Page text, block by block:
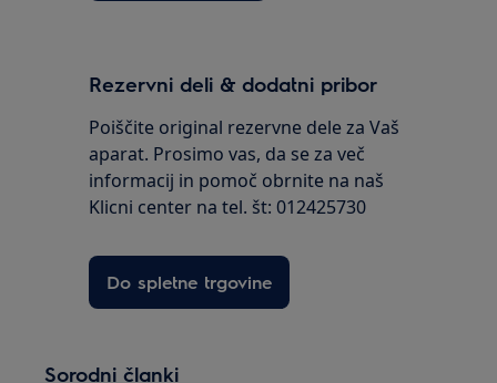
Rezervni deli & dodatni pribor
Poiščite original rezervne dele za Vaš
aparat. Prosimo vas, da se za več
informacij in pomoč obrnite na naš
Klicni center na tel. št: 012425730
Do spletne trgovine
Sorodni članki